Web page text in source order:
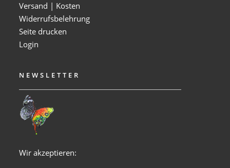
Versand | Kosten
Widerrufsbelehrung
Seite drucken
Login
NEWSLETTER
Wir akzeptieren: